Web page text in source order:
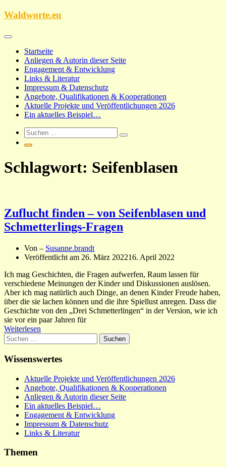
Zum
Waldworte.eu
Startseite
Anliegen & Autorin dieser Seite
Engagement & Entwicklung
Links & Literatur
Impressum & Datenschutz
Angebote, Qualifikationen & Kooperationen
Aktuelle Projekte und Veröffentlichungen 2026
Ein aktuelles Beispiel…
Schlagwort: Seifenblasen
Zuflucht finden – von Seifenblasen und
Schmetterlings-Fragen
Von – Susanne.brandt
Veröffentlicht am 26. März 202216. April 2022
Ich mag Geschichten, die Fragen aufwerfen, Raum lassen für
verschiedene Meinungen der Kinder und Diskussionen auslösen.
Aber ich mag natürlich auch Dinge, an denen Kinder Freude haben,
über die sie lachen können und die ihre Spiellust anregen. Dass die
Geschichte von den „Drei Schmetterlingen“ in der Version, wie ich
sie vor ein paar Jahren für
Weiterlesen
Suchen
nach:
Wissenswertes
Aktuelle Projekte und Veröffentlichungen 2026
Angebote, Qualifikationen & Kooperationen
Anliegen & Autorin dieser Seite
Ein aktuelles Beispiel…
Engagement & Entwicklung
Impressum & Datenschutz
Links & Literatur
Themen